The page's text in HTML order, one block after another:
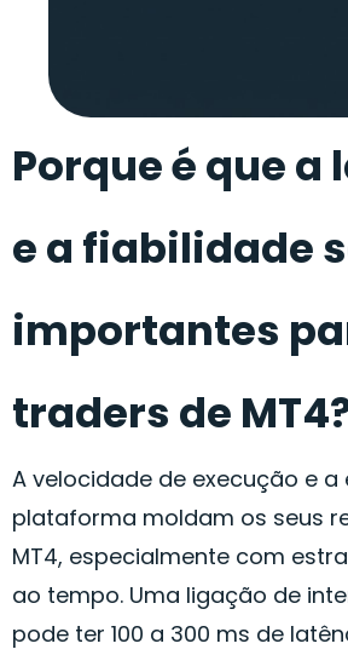
Porque é que a
e a fiabilidade
importantes
traders de
A velocidade de execução e
plataforma moldam os seus
MT4, especialmente com
ao tempo. Uma ligação de
pode ter 100 a 300 ms de